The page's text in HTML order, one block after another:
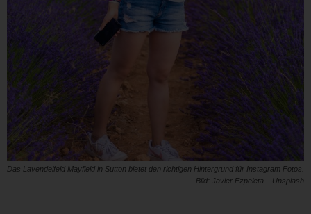
Das Lavendelfeld Mayfield in Sutton bietet den richtigen Hintergrund für Instagram Fotos.
Bild: Javier Ezpeleta – Unsplash